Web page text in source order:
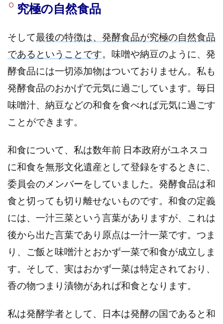
究極の自然食品
そして最後の特徴は、発酵食品が究極の自然食品
であるということです。味噌や納豆のように、発
酵食品には一切添加物はついておりません。 私も
発酵食品のおかげで元気に過ごしています。毎日
味噌汁、納豆などの和食を食べれば元気に過ごす
ことができます。
和食について、私は数年前 日本政府がユネスコ
に和食を無形文化遺産として登録をするときに、
委員会のメンバーをしていました。発酵食品は和
食と切っても切り離せないものです。和食の定義
には、一汁三菜という言葉がありますが、これは
後から出た言葉であり原点は一汁一菜です。つま
り、ご飯と味噌汁とおかず一菜で和食が成立しま
す。そして、実はおかず一菜は特定されており、
香の物つまり漬物があれば和食となります。
私は発酵学者として、日本は発酵の国であると和